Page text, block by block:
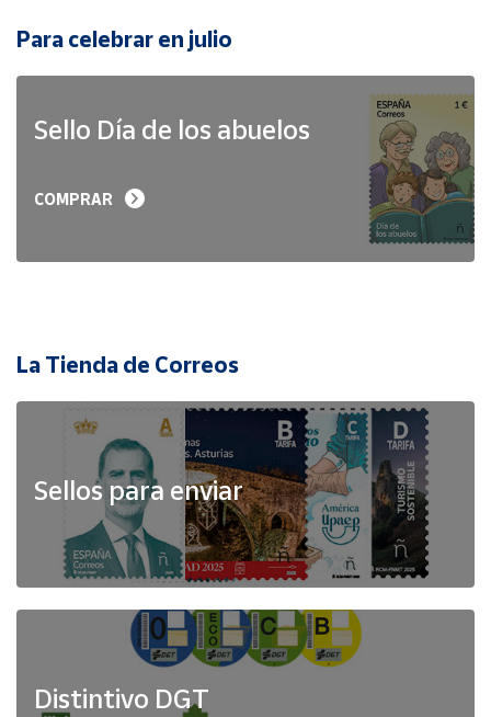
Para celebrar en julio
Sello Día de los abuelos
COMPRAR
La Tienda de Correos
Sellos para enviar
Distintivo DGT